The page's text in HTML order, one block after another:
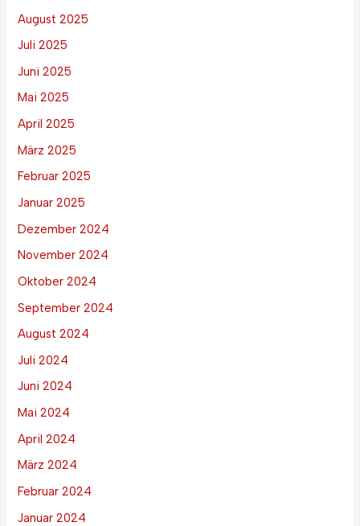
August 2025
Juli 2025
Juni 2025
Mai 2025
April 2025
März 2025
Februar 2025
Januar 2025
Dezember 2024
November 2024
Oktober 2024
September 2024
August 2024
Juli 2024
Juni 2024
Mai 2024
April 2024
März 2024
Februar 2024
Januar 2024